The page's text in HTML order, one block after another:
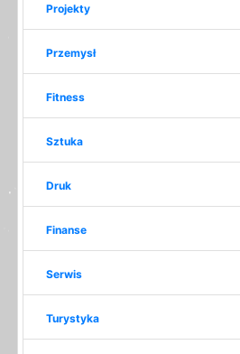
Projekty
Przemysł
Fitness
Sztuka
Druk
Finanse
Serwis
Turystyka